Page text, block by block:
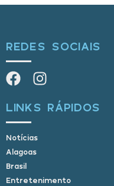
REDES SOCIAIS
LINKS RÁPIDOS
Notícias
Alagoas
Brasil
Entretenimento